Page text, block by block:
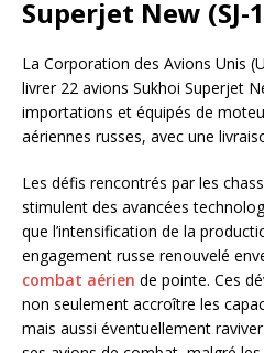
Superjet New (SJ-
La Corporation des Avions Unis
livrer 22 avions Sukhoi Superjet
importations et équipés de
aériennes russes, avec une
Les défis rencontrés par les
stimulent des avancées
que l’intensification de la
engagement russe renouvelé
combat aérien de pointe. Ces
non seulement accroître les
mais aussi éventuellement